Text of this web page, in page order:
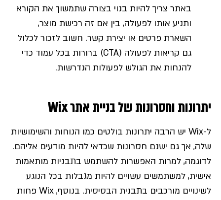
באתר צריך להיות בנוי בצורה שתמשוך את הקורא
ותניע אותו לפעולה, בין אם זה רכישת מוצר,
השארת פרטים או יצירת קשר. חשוב לזכור לכלול
גם קריאות לפעולה (CTA) ברורות בכל עמוד כדי
להנחות את הגולש לפעולות הנדרשות.
יתרונות וחסרונות של בניית אתר Wix
ל-Wix יש הרבה יתרונות בולטים כמו הנוחות והשימושיות
שלה, אך גם ישנם חסרונות שכדאי להיות מודעים אליהם.
לדוגמה, למרות האפשרות להשתמש בתבניות מותאמות
אישית, למשתמשים עשויים להיות מגבלות בכל הנוגע
לשינויים מורכבים בתבנית הבסיסית. בנוסף, Wix פחות